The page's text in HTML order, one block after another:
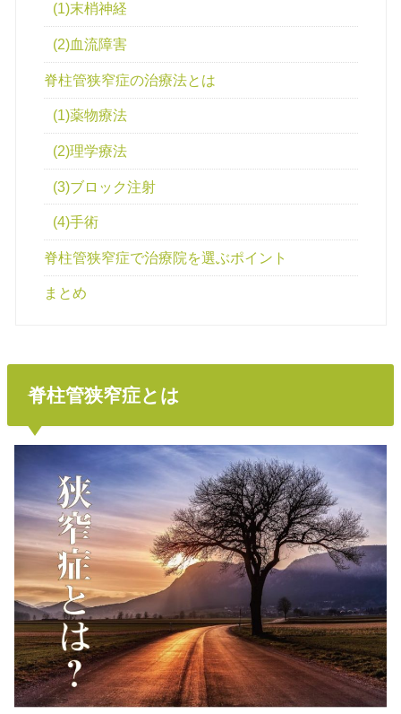
(1)末梢神経
(2)血流障害
脊柱管狭窄症の治療法とは
(1)薬物療法
(2)理学療法
(3)ブロック注射
(4)手術
脊柱管狭窄症で治療院を選ぶポイント
まとめ
脊柱管狭窄症とは